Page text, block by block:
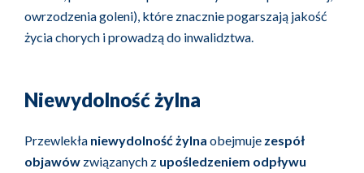
owrzodzenia goleni), które znacznie pogarszają jakość
życia chorych i prowadzą do inwalidztwa.
Niewydolność żylna
Przewlekła niewydolność żylna obejmuje zespół
objawów związanych z upośledzeniem odpływu